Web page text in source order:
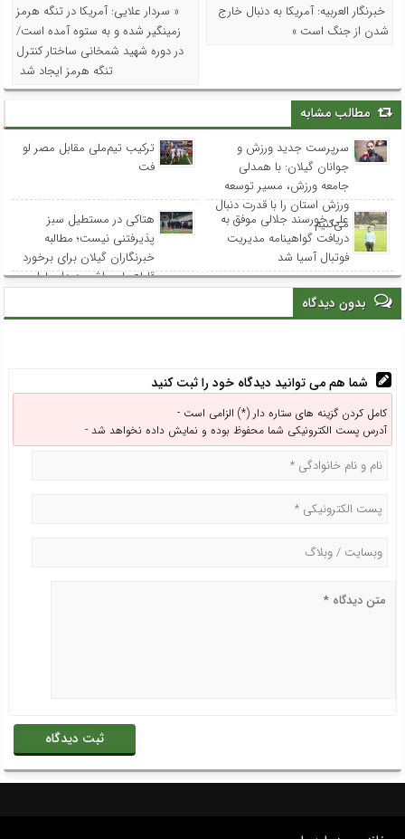
خبرنگار العربیه: آمریکا به دنبال خارج
شدن از جنگ است »
« سردار علایی: آمریکا در تنگه هرمز
زمینگیر شده و به ستوه آمده است/
در دوره شهید شمخانی ساختار کنترل
تنگه هرمز ایجاد شد
مطالب مشابه
سرپرست جدید ورزش و
جوانان گیلان: با همدلی
جامعه ورزش، مسیر توسعه
ورزش استان را با قدرت دنبال
می‌کنیم
ترکیب تیم‌ملی مقابل مصر لو
فت
علی خورسند جلالی موفق به
دریافت گواهینامه مدیریت
فوتبال آسیا شد
هتاکی در مستطیل سبز
پذیرفتنی نیست؛ مطالبه
خبرنگاران گیلان برای برخورد
قاطع با حواشی دیدار ملوان و
بدون دیدگاه
شما هم می توانید دیدگاه خود را ثبت کنید
کامل کردن گزینه های ستاره دار (*) الزامی است -
آدرس پست الکترونیکی شما محفوظ بوده و نمایش داده نخواهد شد -